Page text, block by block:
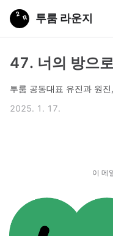
투룸 라운지
47. 너의 방으
투룸 공동대표 유진과 원
2025. 1. 17.
이 메